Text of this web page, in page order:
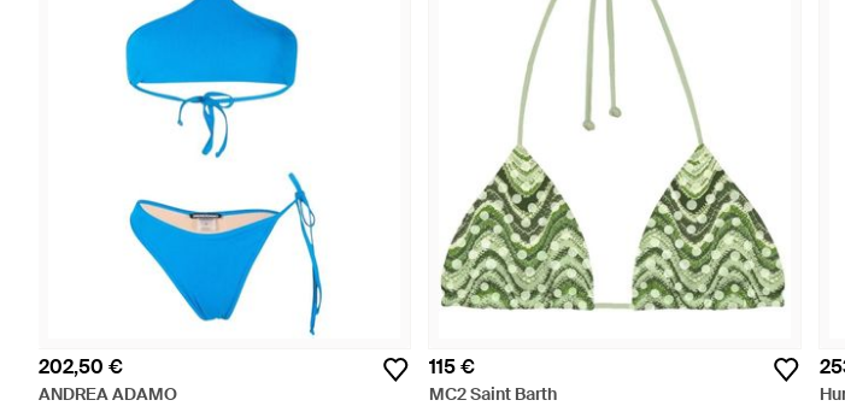
202,50 €
ANDREA ADAMO
115 €
MC2 Saint Barth